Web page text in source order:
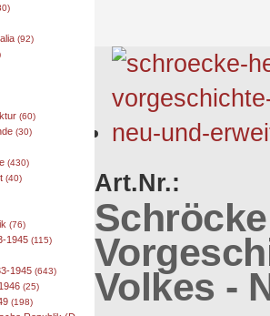
(92)
(60)
(30)
(430)
(40)
(76)
1945 (115)
1945 (643)
(25)
(198)
Art.Nr.:
Volkes -